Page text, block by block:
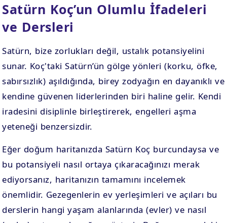
Satürn Koç’un Olumlu İfadeleri
ve Dersleri
Satürn, bize zorlukları değil, ustalık potansiyelini
sunar. Koç'taki Satürn’ün gölge yönleri (korku, öfke,
sabırsızlık) aşıldığında, birey zodyağın en dayanıklı ve
kendine güvenen liderlerinden biri haline gelir. Kendi
iradesini disiplinle birleştirerek, engelleri aşma
yeteneği benzersizdir.
Eğer doğum haritanızda Satürn Koç burcundaysa ve
bu potansiyeli nasıl ortaya çıkaracağınızı merak
ediyorsanız, haritanızın tamamını incelemek
önemlidir. Gezegenlerin ev yerleşimleri ve açıları bu
derslerin hangi yaşam alanlarında (evler) ve nasıl